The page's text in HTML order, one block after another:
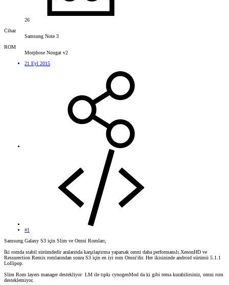
26
Cihaz
Samsung Note 3
ROM
Morphose Nougat v2
21 Eyl 2015
#1
Samsung Galaxy S3 için Slim ve Omni Romları;
İki romda stabil sürümdedir aralarında karşılaştırma yaparsak omni daha performanslı.XenonHD ve
Ressurection Remix romlarından sonra S3 için en iyi rom Omni'dir. Her ikisininde android sürümü 5.1.1
Lollipop.
Slim Rom layers manager destekliyor LM ile tıpkı cynogenMod da ki gibi tema kurabilirsiniz, omni rom
desteklemiyor.